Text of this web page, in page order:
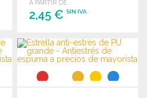
tensión.
A PARTIR DE
2,45 €SIN IVA
PEDIR
Solicitar un presupuesto